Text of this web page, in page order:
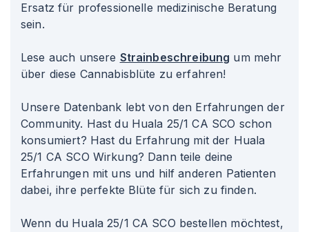
Ersatz für professionelle medizinische Beratung
sein.
Lese auch unsere Strainbeschreibung um mehr
über diese Cannabisblüte zu erfahren!
Unsere Datenbank lebt von den Erfahrungen der
Community. Hast du Huala 25/1 CA SCO schon
konsumiert? Hast du Erfahrung mit der Huala
25/1 CA SCO Wirkung? Dann teile deine
Erfahrungen mit uns und hilf anderen Patienten
dabei, ihre perfekte Blüte für sich zu finden.
Wenn du Huala 25/1 CA SCO bestellen möchtest,